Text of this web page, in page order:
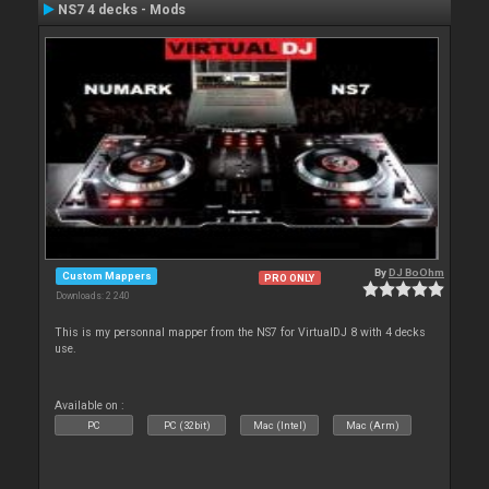
NS7 4 decks - Mods
Custom Mappers
Downloads: 2 240
PRO ONLY ByDJ BoOhm
This is my personnal mapper from the NS7 for VirtualDJ 8 with 4 decks
use.
Available on :
PC PC (32bit) Mac (Intel) Mac (Arm)